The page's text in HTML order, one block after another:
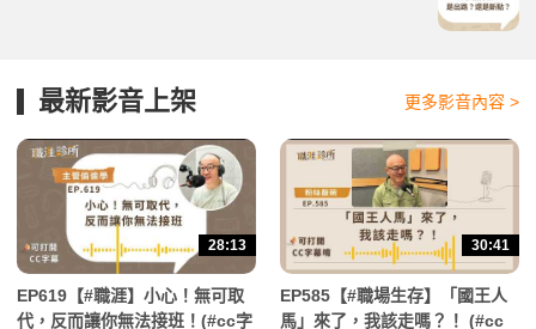
最新影音上架 更多影音內容 >
28:13
EP619【#職涯】小心！無可取
代，反而讓你無法接班！(#cc字
30:41
EP585【#職場生存】「國王人
馬」來了，我該走嗎？！ (#cc